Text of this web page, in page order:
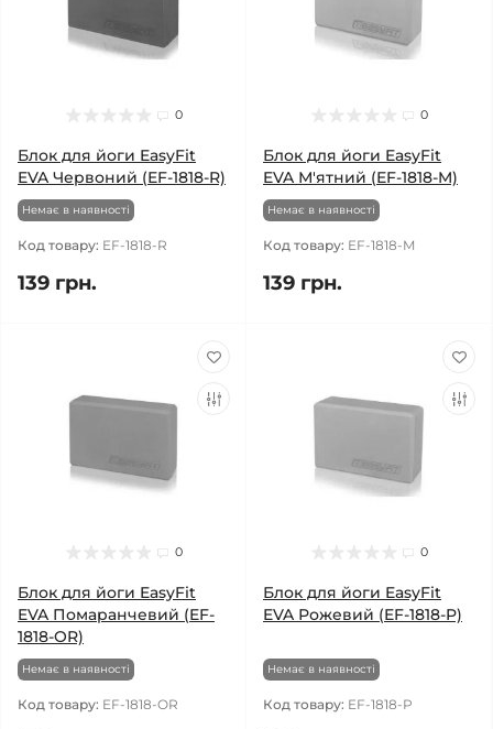
0
Блок для йоги EasyFit
EVA Червоний (EF-1818-R)
Немає в наявності
Код товару: EF-1818-R
139 грн.
0
Блок для йоги EasyFit
EVA М'ятний (EF-1818-M)
Немає в наявності
Код товару: EF-1818-M
139 грн.
0
Блок для йоги EasyFit
EVA Помаранчевий (EF-
1818-OR)
Немає в наявності
Код товару: EF-1818-OR
0
Блок для йоги EasyFit
EVA Рожевий (EF-1818-P)
Немає в наявності
Код товару: EF-1818-P